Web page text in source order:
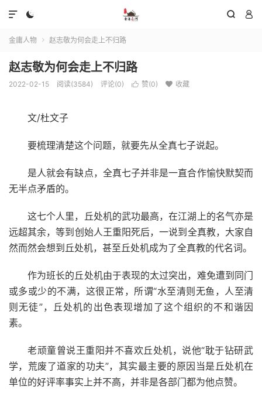
  

金庸人物  赵志敬为何会走上不归路
赵志敬为何会走上不归路
2022-02-15 阅读(3584) 评论(0)  赞(0)  收藏
文/杜文子
要梳理清楚这个问题，就要先从全真七子说起。
是人就会有缺点，全真七子并非是一直合作愉快默契而
无半点矛盾的。
这七个人里，丘处机的武功最高，在江湖上的名气亦是
远超其余，等到创始人王重阳死后，一说到全真教，大家自
然而然会想到丘处机，甚至丘处机成为了全真教的代名词。
作为班长的丘处机由于表现的太过突出，难免遭到同门
或多或少的不满，这很正常，所谓“水至清则无鱼，人至清
则无徒”，丘处机的出色表现增加了这个组织的不和谐因
素。
老顽童曾说王重阳并不喜欢丘处机，说他“耽于钻研武
学，荒废了道家的功夫”，其实最主要的原因当是丘处机在
单位的好评率事实上并不高，并非是各部门都为他点赞。